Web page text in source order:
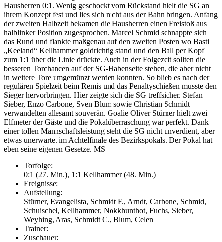
Hausherren 0:1. Wenig geschockt vom Rückstand hielt die SG an
ihrem Konzept fest und lies sich nicht aus der Bahn bringen. Anfang
der zweiten Halbzeit bekamen die Hausherren einen Freistoß aus
halblinker Position zugesprochen. Marcel Schmid schnappte sich
das Rund und flankte maßgenau auf den zweiten Posten wo Basti
„Keeland“ Kellhammer goldrichtig stand und den Ball per Kopf
zum 1:1 über die Linie drückte. Auch in der Folgezeit sollten die
besseren Torchancen auf der SG-Habenseite stehen, die aber nicht
in weitere Tore umgemünzt werden konnten. So blieb es nach der
regulären Spielzeit beim Remis und das Penaltyschießen musste den
Sieger hervorbringen. Hier zeigte sich die SG treffsicher. Stefan
Sieber, Enzo Carbone, Sven Blum sowie Christian Schmidt
verwandelten allesamt souverän. Goalie Oliver Stürner hielt zwei
Elfmeter der Gäste und die Pokalüberraschung war perfekt. Dank
einer tollen Mannschaftsleistung steht die SG nicht unverdient, aber
etwas unerwartet im Achtelfinale des Bezirkspokals. Der Pokal hat
eben seine eigenen Gesetze. MS
Torfolge:
0:1 (27. Min.), 1:1 Kellhammer (48. Min.)
Ereignisse:
Aufstellung:
Stürner, Evangelista, Schmidt F., Arndt, Carbone, Schmid,
Schuischel, Kellhammer, Nokkhunthot, Fuchs, Sieber,
Weyhing, Aras, Schmidt C., Blum, Celen
Trainer:
Zuschauer: